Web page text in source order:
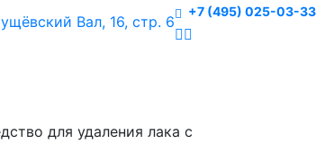
Вал, 16, стр. 6
+7 (495) 025-03-33
для удаления лака с